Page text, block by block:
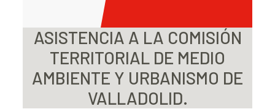
ASISTENCIA A LA COMISIÓN
TERRITORIAL DE MEDIO
AMBIENTE Y URBANISMO DE
VALLADOLID.